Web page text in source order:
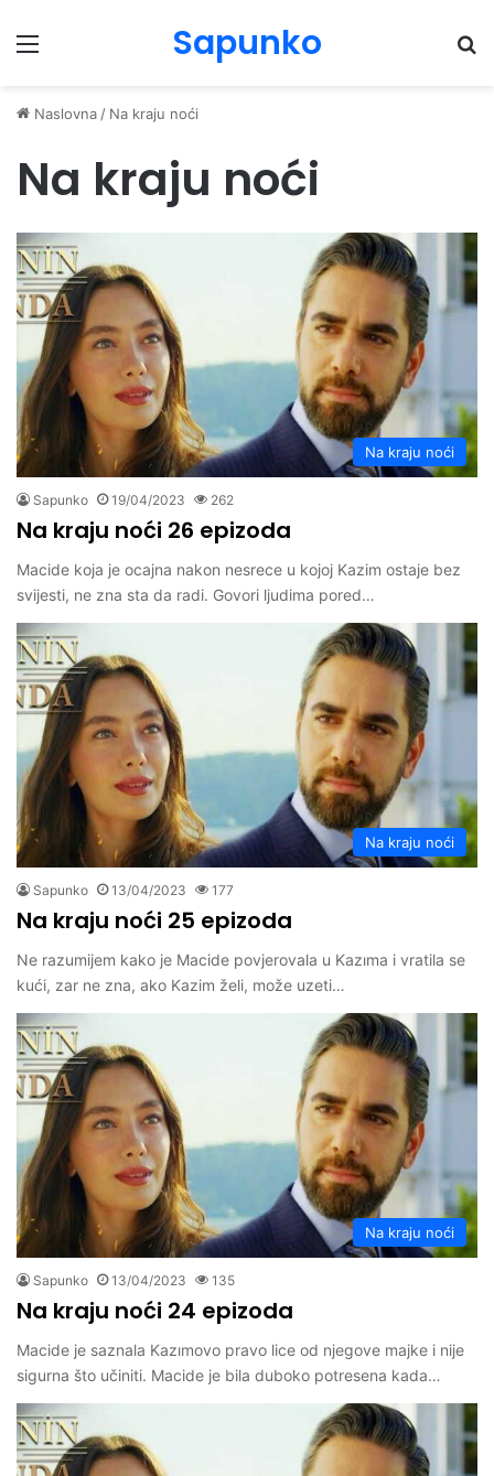
Menu Sapunko
Naslovna / Na kraju noći
Na kraju noći
Na kraju noći
Sapunko 19/04/2023 262
Na kraju noći 26 epizoda
Macide koja je ocajna nakon nesrece u kojoj Kazim ostaje bez
svijesti, ne zna sta da radi. Govori ljudima pored…
Na kraju noći
Sapunko 13/04/2023 177
Na kraju noći 25 epizoda
Ne razumijem kako je Macide povjerovala u Kazıma i vratila se
kući, zar ne zna, ako Kazim želi, može uzeti…
Na kraju noći
Sapunko 13/04/2023 135
Na kraju noći 24 epizoda
Macide je saznala Kazımovo pravo lice od njegove majke i nije
sigurna što učiniti. Macide je bila duboko potresena kada…